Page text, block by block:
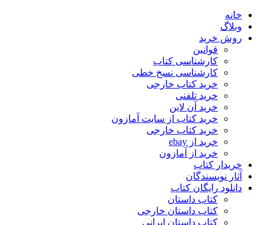
خانه
وبلاگ
روش خرید
قوانین
کارشناسی کتاب
کارشناسی نسخ خطی
خرید کتاب خارجی
خرید تلفنی
خرید آن لاین
خرید کتاب از سایت آمازون
خرید کتاب خارجی
خرید از ebay
خرید از آمازون
خریدار کتاب
آثار نویسندگان
دانلود رایگان کتاب
کتاب داستان
کتاب داستان خارجی
کتاب داستان ایرانی